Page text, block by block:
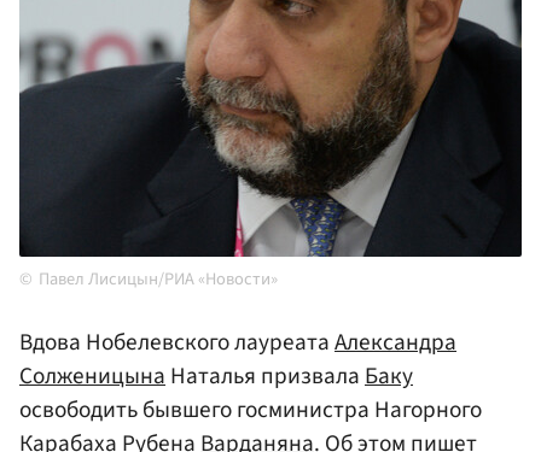
Павел Лисицын/РИА «Новости»
Вдова Нобелевского лауреатаАлександра
СолженицынаНаталья призвалаБаку
освободить бывшего госминистра Нагорного
Карабаха РубенаВарданяна. Об этом пишет